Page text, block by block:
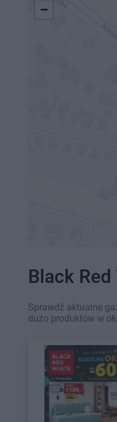
−
Black Red
Sprawdź aktualne
dużo produktów w